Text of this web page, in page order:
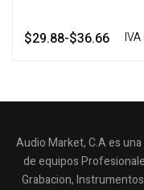
$29.88-$36.66
Audio Market, C.A es
de equipos
Grabacion,